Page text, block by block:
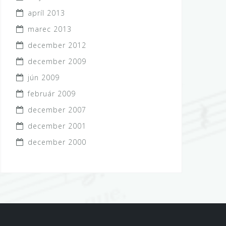
apríl 2013
marec 2013
december 2012
december 2009
jún 2009
február 2009
december 2007
december 2001
december 2000